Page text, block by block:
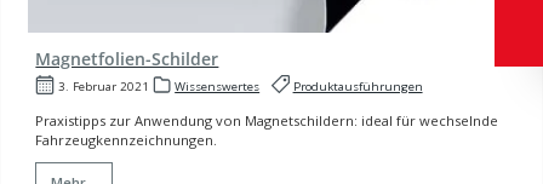
Magnetfolien-Schilder
3. Februar 2021 Wissenswertes Produktausführungen
Praxistipps zur Anwendung von Magnetschildern: ideal für wechselnde
Fahrzeugkennzeichnungen.